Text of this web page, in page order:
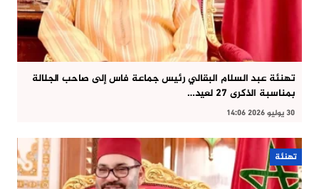
تهنئة عبد السلام البقالي رئيس جماعة فاس إلى صاحب الجلالة
بمناسبة الذكرى 27 لعيد…
30 يوليو 2026 14:06
تهنئة